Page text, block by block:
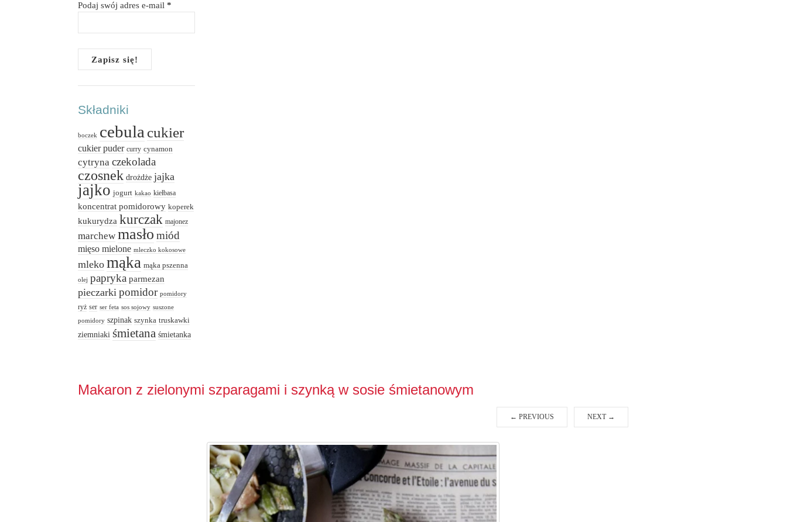
Podaj swój adres e-mail*
Składniki
boczek cebula cukier
cukier puder curry cynamon
cytryna czekolada
czosnek drożdże jajka
jajko jogurt kakao kiełbasa
koncentrat pomidorowy koperek
kukurydza kurczak majonez
marchew masło miód
mięso mielone mleczko kokosowe
mleko mąka mąka pszenna
olej papryka parmezan
pieczarki pomidor pomidory
ryż ser ser feta sos sojowy suszone
pomidory szpinak szynka truskawki
ziemniaki śmietana śmietanka
Makaron z zielonymi szparagami i szynką w sosie śmietanowym
← PREVIOUS NEXT →